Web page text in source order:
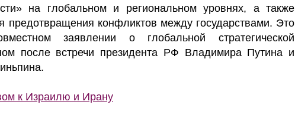
на глобальном и региональном уровнях, а также
предотвращения конфликтов между государствами. Это
заявлении о глобальной стратегической
после встречи президента РФ Владимира Путина и
к Израилю и Ирану